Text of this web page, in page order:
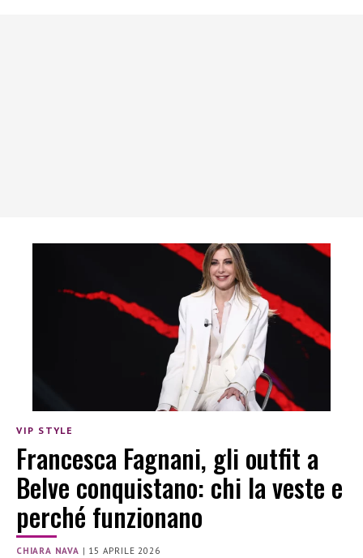
VIP STYLE
Francesca Fagnani, gli outfit a
Belve conquistano: chi la veste e
perché funzionano
CHIARA NAVA | 15 APRILE 2026